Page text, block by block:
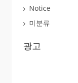
Notice
미분류
광고